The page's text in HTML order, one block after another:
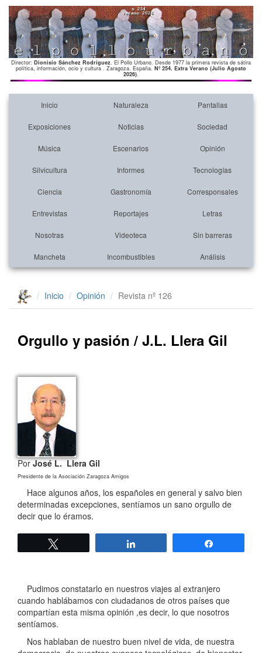
Director: Dionisio Sánchez Rodríguez. El Pollo Urbano. Desde 1977 la primera revista de sátira
política, información, ocio y cultura . Zaragoza. España. Nº 254. Extra Verano (Julio Agosto
2026).
Inicio Naturaleza Pantallas
Exposiciones Noticias Sociedad
Música Escenarios Opinión
Silvicultura Informes Tecnologías
Ciencia Gastronomía Corresponsales
Entrevistas Reportajes Letras
Nosotras Videoteca Sin barreras
Mancheta Incombustibles Análisis
Inicio Opinión Revista nº 126
Orgullo y pasión / J.L. Llera Gil
PorJosé L. Llera Gil
Presidente de la Asociación Zaragoza Amigos
Hace algunos años, los españoles en general y salvo bien
determinadas excepciones, sentíamos un sano orgullo de
decir que lo éramos.
Pudimos constatarlo en nuestros viajes al extranjero
cuando hablábamos con ciudadanos de otros países que
compartían esta misma opinión ,es decir, lo que nosotros
sentíamos.
Nos hablaban de nuestro buen nivel de vida, de nuestra